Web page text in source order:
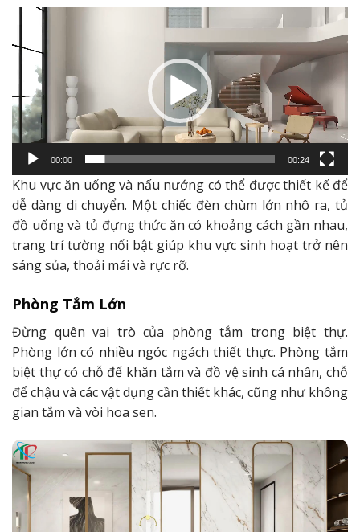
Trình
chơi
Video
00:00 00:24
Khu vực ăn uống và nấu nướng có thể được thiết kế để
dễ dàng di chuyển. Một chiếc đèn chùm lớn nhô ra, tủ
đồ uống và tủ đựng thức ăn có khoảng cách gần nhau,
trang trí tường nổi bật giúp khu vực sinh hoạt trở nên
sáng sủa, thoải mái và rực rỡ.
Phòng Tắm Lớn
Đừng quên vai trò của phòng tắm trong biệt thự.
Phòng lớn có nhiều ngóc ngách thiết thực. Phòng tắm
biệt thự có chỗ để khăn tắm và đồ vệ sinh cá nhân, chỗ
để chậu và các vật dụng cần thiết khác, cũng như không
gian tắm và vòi hoa sen.